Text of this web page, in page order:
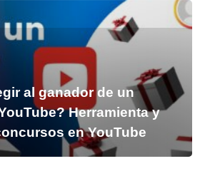
al ganador de un
Herramienta y
en YouTube